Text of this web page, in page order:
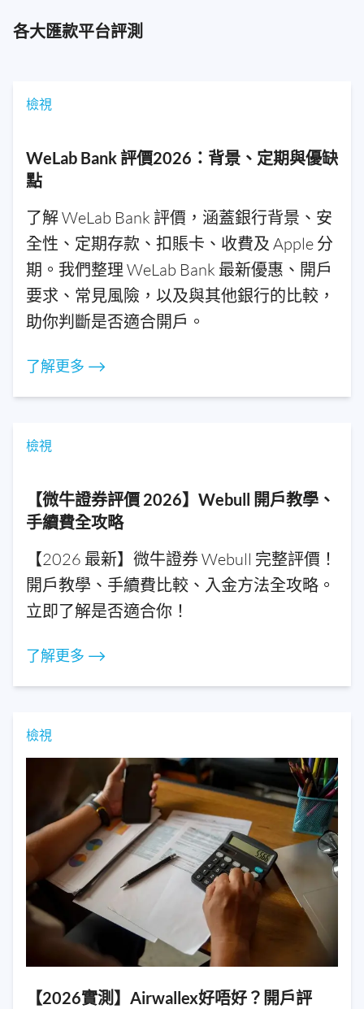
各大匯款平台評測
檢視
WeLab Bank 評價2026：背景、定期與優缺
點
了解 WeLab Bank 評價，涵蓋銀行背景、安
全性、定期存款、扣賬卡、收費及 Apple 分
期。我們整理 WeLab Bank 最新優惠、開戶
要求、常見風險，以及與其他銀行的比較，
助你判斷是否適合開戶。
了解更多 ⟶
檢視
【微牛證券評價 2026】Webull 開戶教學、
手續費全攻略
【2026 最新】微牛證券 Webull 完整評價！
開戶教學、手續費比較、入金方法全攻略。
立即了解是否適合你！
了解更多 ⟶
檢視
【2026實測】Airwallex好唔好？開戶評